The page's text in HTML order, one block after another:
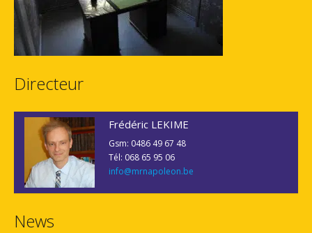
Directeur
Frédéric LEKIME
Gsm: 0486 49 67 48
Tél: 068 65 95 06
info@mrnapoleon.be
News